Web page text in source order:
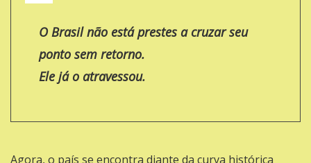
O Brasil não está prestes a cruzar seu
ponto sem retorno.
Ele já o atravessou.
Agora, o país se encontra diante da curva histórica